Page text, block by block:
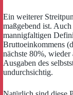
Ein weiterer
maßgebend ist.
mannigfaltigen
Bruttoeinkommens
nächste 80%, wieder
Ausgaben des
undurchsichtig.